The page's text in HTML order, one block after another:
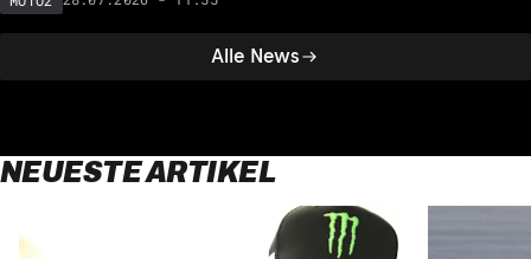
Alle News
NEUESTE ARTIKEL